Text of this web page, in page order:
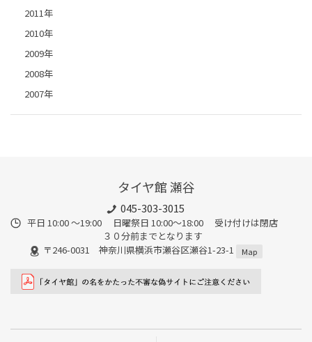
2011年
2010年
2009年
2008年
2007年
タイヤ館 瀬谷
045-303-3015
平日 10:00 ～19:00 日曜祭日 10:00～18:00 受け付けは閉店
３０分前までとなります
〒246-0031 神奈川県横浜市瀬谷区瀬谷1-23-1
Map